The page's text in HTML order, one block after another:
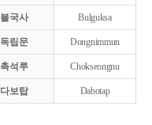
불국사 Bulguksa
독립문 Dongnimmun
촉석루 Chokseongnu
다보탑 Dabotap